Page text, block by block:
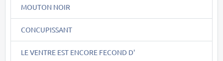
MOUTON NOIR
CONCUPISSANT
LE VENTRE EST ENCORE FECOND D'